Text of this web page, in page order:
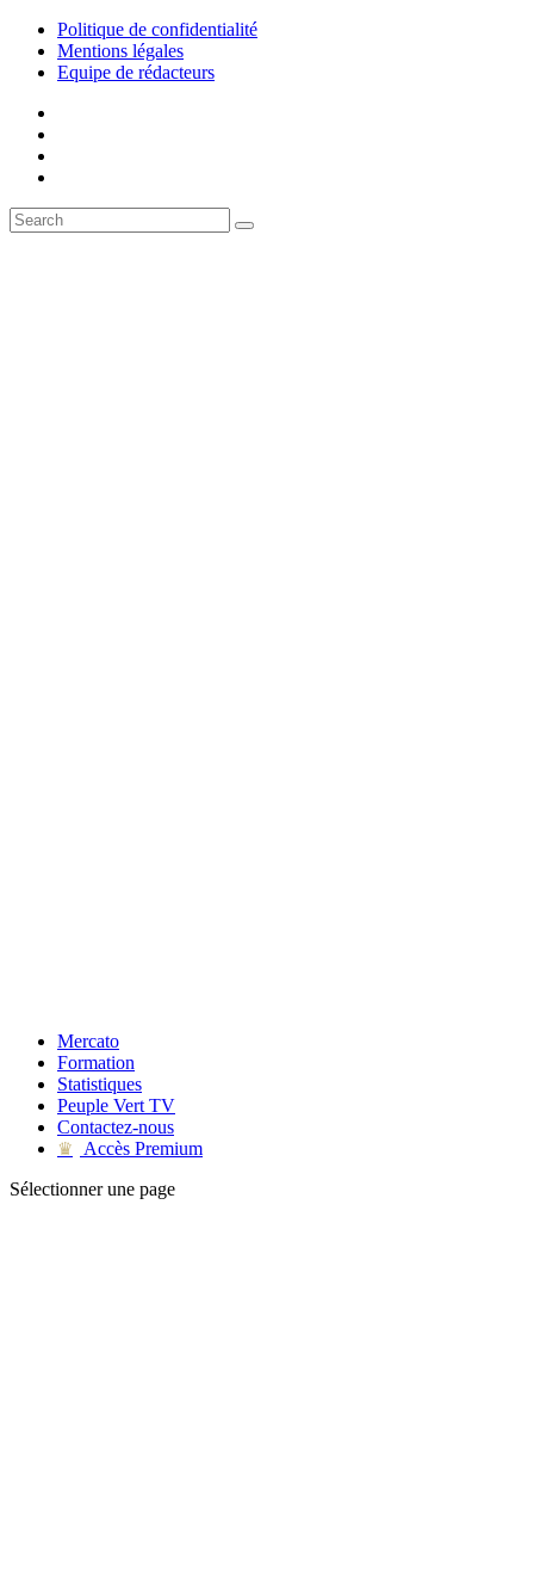
Politique de confidentialité
Mentions légales
Equipe de rédacteurs
Mercato
Formation
Statistiques
Peuple Vert TV
Contactez-nous
♛
Accès Premium
Sélectionner une page